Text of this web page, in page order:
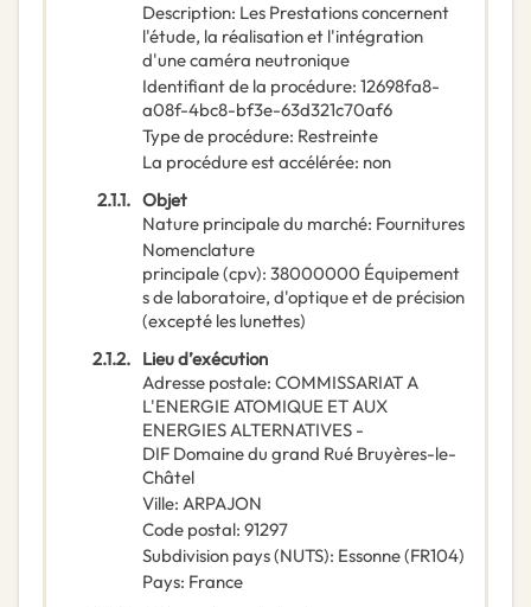
Description: Les Prestations concernent
l'étude, la réalisation et l'intégration
d'une caméra neutronique
Identifiant de la procédure: 12698fa8-
a08f-4bc8-bf3e-63d321c70af6
Type de procédure: Restreinte
La procédure est accélérée: non
2.1.1. Objet
Nature principale du marché: Fournitures
Nomenclature
principale(cpv): 38000000 Équipement
s de laboratoire, d'optique et de précision
(excepté les lunettes)
2.1.2. Lieu d’exécution
Adresse postale: COMMISSARIAT A
L'ENERGIE ATOMIQUE ET AUX
ENERGIES ALTERNATIVES -
DIF Domaine du grand Rué Bruyères-le-
Châtel
Ville: ARPAJON
Code postal: 91297
Subdivision pays (NUTS): Essonne(FR104)
Pays: France